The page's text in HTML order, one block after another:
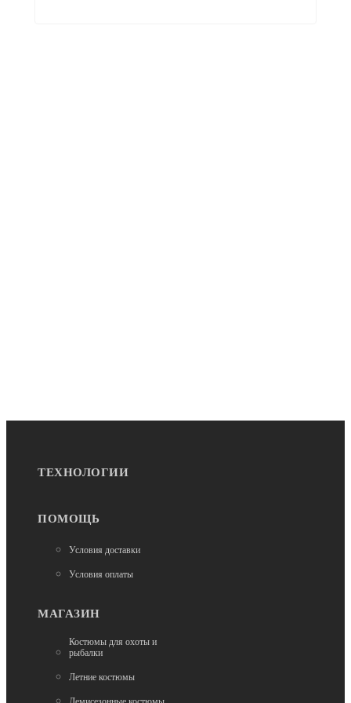
ТЕХНОЛОГИИ
ПОМОЩЬ
Условия доставки
Условия оплаты
МАГАЗИН
Костюмы для охоты и
рыбалки
Летние костюмы